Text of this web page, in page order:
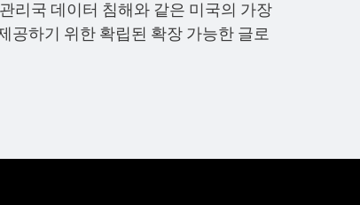
리국 데이터 침해와 같은 미국의 가장
공하기 위한 확립된 확장 가능한 글로